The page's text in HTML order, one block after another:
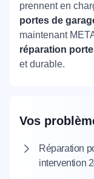
prennent en
portes de
maintenant
réparation
et durable.
Vos
Réparation
intervention